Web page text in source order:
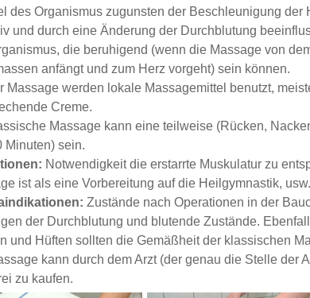
des Organismus zugunsten der Beschleunigung
und durch eine Änderung der Durchblutung
die beruhigend (wenn die Massage von
anfängt und zum Herz vorgeht) sein können.
Massage werden lokale Massagemittel benutzt,
Creme.
Massage kann eine teilweise (Rücken,
Minuten) sein.
Notwendigkeit die erstarrte Muskulatur zu
ist als eine Vorbereitung auf die Heilgymnastik,
Zustände nach Operationen in der
der Durchblutung und blutende Zustände.
und Hüften sollten die Gemäßheit der klassischen
kann durch dem Arzt (der genau die Stelle
zu kaufen.